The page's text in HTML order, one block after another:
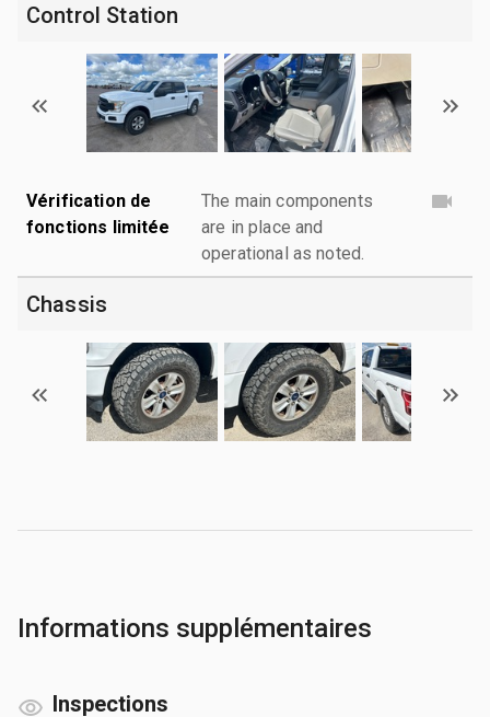
Control Station
Vérification de
fonctions limitée
The main components
are in place and
operational as noted.
Chassis
Informations supplémentaires
Inspections